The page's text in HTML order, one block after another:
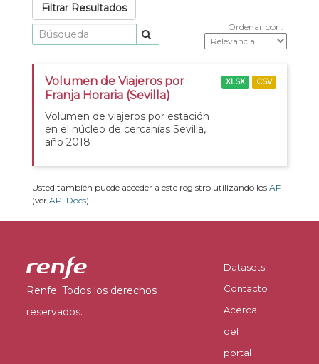
Filtrar Resultados
Ordenar por
Volumen de Viajeros por
Franja Horaria (Sevilla)
Volumen de viajeros por estación
en el núcleo de cercanías Sevilla,
año 2018
XLSX CSV
Usted también puede acceder a este registro utilizando los API
(ver API Docs).
Renfe. Todos los derechos
reservados.
Datasets
Contacto
Acerca
del
portal